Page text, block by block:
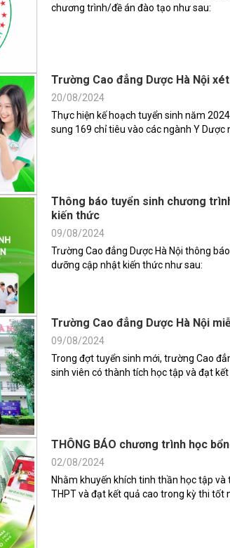
chương trình/đề án đào tạo như sau:
Trường Cao đẳng Dược Hà Nội
20/08/2024
Thực hiện kế hoạch tuyển sinh năm
sung 169 chỉ tiêu vào các ngành Y Dược
Thông báo tuyển sinh chương
kiến thức
09/08/2024
Trường Cao đẳng Dược Hà Nội thông
dưỡng cập nhật kiến thức như sau:
Trường Cao đẳng Dược Hà Nội
09/08/2024
Trong đợt tuyển sinh mới, trường Cao
sinh viên có thành tích học tập và đạt
THÔNG BÁO chương trình học
02/08/2024
Nhằm khuyến khích tinh thần học tập
THPT và đạt kết quả cao trong kỳ thi tốt